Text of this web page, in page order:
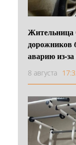
Жительница
дорожников
аварию из-
8 августа